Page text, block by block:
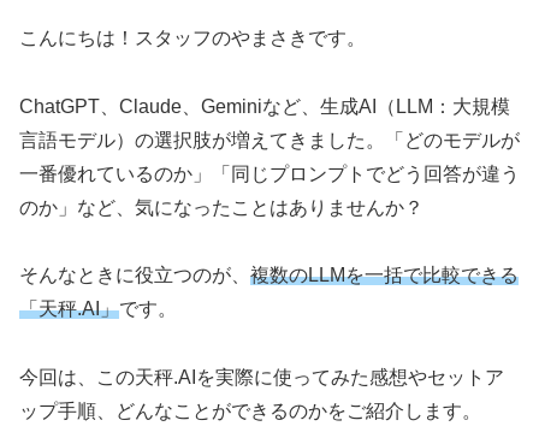
こんにちは！スタッフのやまさきです。
ChatGPT、Claude、Geminiなど、生成AI（LLM：大規模
言語モデル）の選択肢が増えてきました。「どのモデルが
一番優れているのか」「同じプロンプトでどう回答が違う
のか」など、気になったことはありませんか？
そんなときに役立つのが、 複数のLLMを一括で比較できる
「天秤.AI」です。
今回は、この天秤.AIを実際に使ってみた感想やセットア
ップ手順、どんなことができるのかをご紹介します。